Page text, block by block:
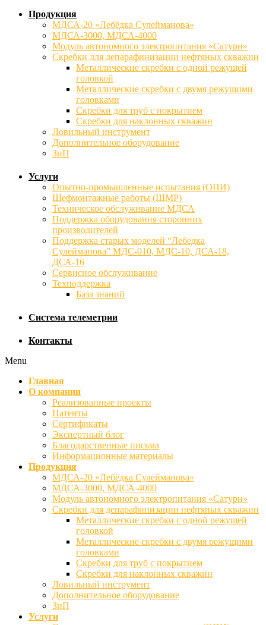
Продукция
МДСА-20 «Лебёдка Сулейманова»
МДСА-3000, МДСА-4000
Модуль автономного электропитания «Сатурн»
Скребки для депарафинизации нефтяных скважин
Металлические скребки с одной режущей
головкой
Металлические скребки с двумя режущими
головками
Скребки для труб с покрытием
Скребки для наклонных скважин
Ловильный инструмент
Дополнительное оборудование
ЗиП
Услуги
Опытно-промышленные испытания (ОПИ)
Шефмонтажные работы (ШМР)
Техническое обслуживание МДСА
Поддержка оборудования сторонних
производителей
Поддержка старых моделей “Лебедка
Сулейманова” МДС-010, МДС-10, ДСА-18,
ДСА-16
Сервисное обслуживание
Техподдержка
База знаний
Система телеметрии
Контакты
Menu
Главная
О компании
Реализованные проекты
Патенты
Сертификаты
Экспертный блог
Благодарственные письма
Информационные материалы
Продукция
МДСА-20 «Лебёдка Сулейманова»
МДСА-3000, МДСА-4000
Модуль автономного электропитания «Сатурн»
Скребки для депарафинизации нефтяных скважин
Металлические скребки с одной режущей
головкой
Металлические скребки с двумя режущими
головками
Скребки для труб с покрытием
Скребки для наклонных скважин
Ловильный инструмент
Дополнительное оборудование
ЗиП
Услуги